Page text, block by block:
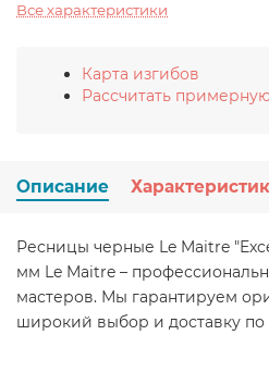
Все характеристики
Карта изгибов
Рассчитать
Описание
Ресницы черные Le Maitre
мм Le Maitre –
мастеров. Мы гарантируем
широкий выбор и доставку по